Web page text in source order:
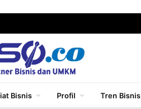
Bisnis Profil Tren Bisnis